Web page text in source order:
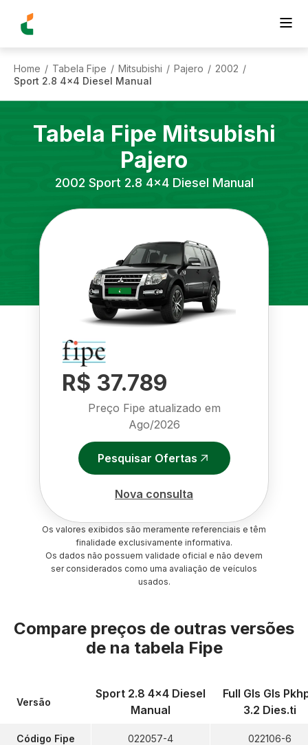
Home / Tabela Fipe / Mitsubishi / Pajero / 2002 /
Sport 2.8 4x4 Diesel Manual
Tabela Fipe Mitsubishi
Pajero
2002 Sport 2.8 4x4 Diesel Manual
R$ 37.789
Preço Fipe atualizado em
Ago/2026
Pesquisar Ofertas
Nova consulta
Os valores exibidos são meramente referenciais e têm
finalidade exclusivamente informativa.
Os dados não possuem validade oficial e não devem
ser considerados como uma avaliação de veículos
usados.
Compare preços de outras versões
de na tabela Fipe
Versão
Código Fipe
Sport 2.8 4x4 Diesel
Manual
022057-4
Full Gls Gls
3.2 Dies.ti
022106-6